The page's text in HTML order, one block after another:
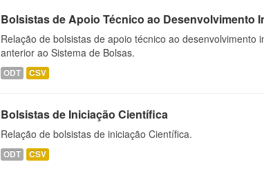
Bolsistas de Apoio Técnico ao Desenvolvimento
Relação de bolsistas de apoio técnico ao desenvolvimento
anterior ao Sistema de Bolsas.
ODT CSV
Bolsistas de Iniciação Científica
Relação de bolsistas de iniciação Científica.
ODT CSV